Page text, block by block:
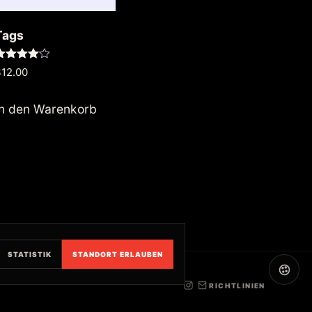
12.00
den Warenkorb
RICHTLINIEN
STATISTIK STANDORT ERLAUBEN